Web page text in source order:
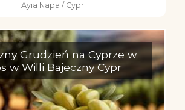
Ayia Napa / Cypr
Grudzień na Cyprze w
w Willi Bajeczny Cypr